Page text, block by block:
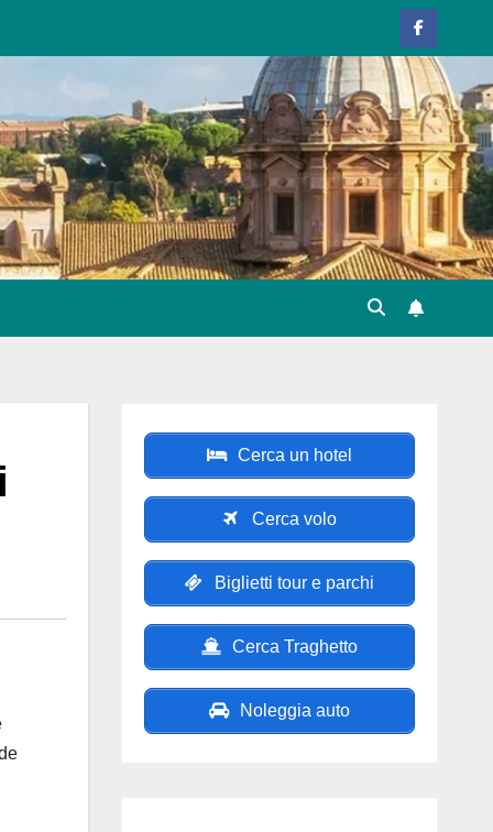
Cerca un hotel
Cerca volo
Biglietti tour e parchi
Cerca Traghetto
Noleggia auto